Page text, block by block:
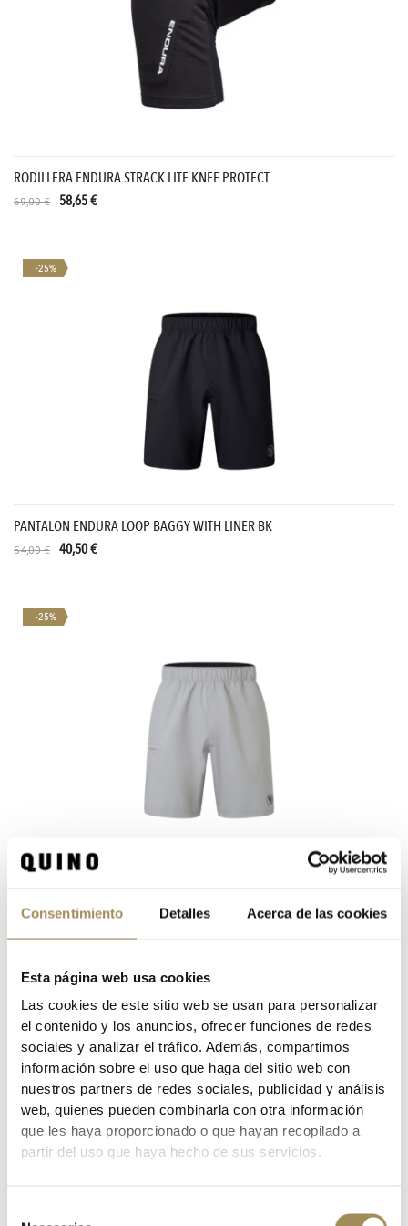
Consentimiento Detalles Acerca de las cookies
Esta página web usa cookies
Las cookies de este sitio web se usan para personalizar
el contenido y los anuncios, ofrecer funciones de redes
sociales y analizar el tráfico. Además, compartimos
información sobre el uso que haga del sitio web con
nuestros partners de redes sociales, publicidad y análisis
web, quienes pueden combinarla con otra información
que les haya proporcionado o que hayan recopilado a
partir del uso que haya hecho de sus servicios.
RODILLERA ENDURA STRACK LITE KNEE PROTECT
69,00 € 58,65 €
-25%
PANTALON ENDURA LOOP BAGGY WITH LINER BK
54,00 € 40,50 €
-25%
PANTALON ENDURA LOOP BAGGY WTTH LINER GD